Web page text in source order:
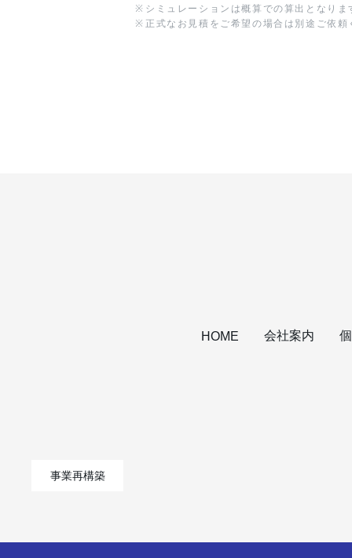
※ シミュレーションは概算での算出となりま
※ 正式なお見積をご希望の場合は別途ご依頼
HOME 会社案内
事業再構築